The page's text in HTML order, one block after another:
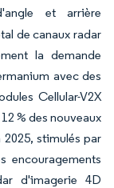
et arrière
de canaux radar
la demande
avec des
Cellular-V2X
% des nouveaux
2025, stimulés par
encouragements
d'imagerie 4D